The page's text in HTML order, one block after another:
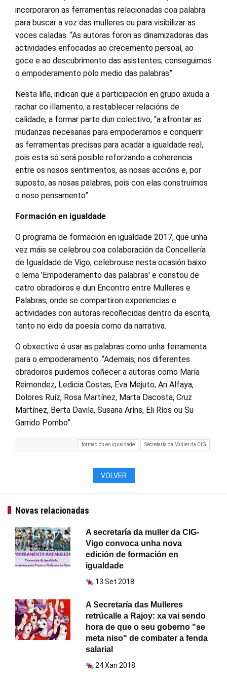
incorporaron as ferramentas relacionadas coa palabra
para buscar a voz das mulleres ou para visibilizar as
voces caladas. “As autoras foron as dinamizadoras das
actividades enfocadas ao crecemento persoal, ao
goce e ao descubrimento das asistentes; conseguimos
o empoderamento polo medio das palabras”.
Nesta liña, indican que a participación en grupo axuda a
rachar co illamento, a restablecer relacións de
calidade, a formar parte dun colectivo, “a afrontar as
mudanzas necesarias para empoderarnos e conquerir
as ferramentas precisas para acadar a igualdade real,
pois esta só será posible reforzando a coherencia
entre os nosos sentimentos, as nosas accións e, por
suposto, as nosas palabras, pois con elas construímos
o noso pensamento”.
Formación en igualdade
O programa de formación en igualdade 2017, que unha
vez máis se celebrou coa colaboración da Concellería
de Igualdade de Vigo, celebrouse nesta ocasión baixo
o lema 'Empoderamento das palabras' e constou de
catro obradoiros e dun Encontro entre Mulleres e
Palabras, onde se compartiron experiencias e
actividades con autoras recoñecidas dentro da escrita,
tanto no eido da poesía como da narrativa.
O obxectivo é usar as palabras como unha ferramenta
para o empoderamento. “Ademais, nos diferentes
obradoiros puidemos coñecer a autoras como María
Reimondez, Ledicia Costas, Eva Mejuto, An Alfaya,
Dolores Ruíz, Rosa Martínez, Marta Dacosta, Cruz
Martínez, Berta Davila, Susana Aríns, Eli Ríos ou Su
Garrido Pombo”.
formación en igualdade Secretaría da Muller da CIG
VOLVER
Novas relacionadas
A secretaría da muller da CIG-
Vigo convoca unha nova
edición de formación en
igualdade
13 Set 2018
A Secretaría das Mulleres
retrúcalle a Rajoy: xa vai sendo
hora de que o seu goberno "se
meta niso" de combater a fenda
salarial
24 Xan 2018